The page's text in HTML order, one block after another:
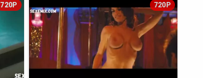
720P 720P